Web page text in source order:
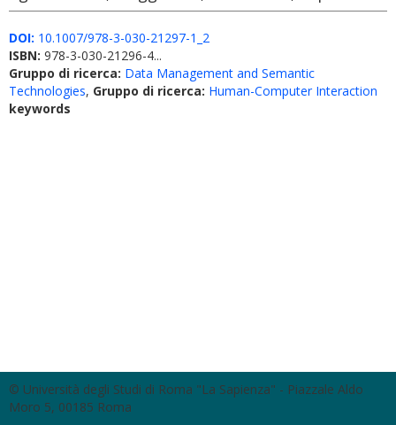
DOI: 10.1007/978-3-030-21297-1_2
ISBN: 978-3-030-21296-4...
Gruppo di ricerca: Data Management and Semantic
Technologies, Gruppo di ricerca: Human-Computer Interaction
keywords
© Università degli Studi di Roma "La Sapienza" - Piazzale Aldo
Moro 5, 00185 Roma